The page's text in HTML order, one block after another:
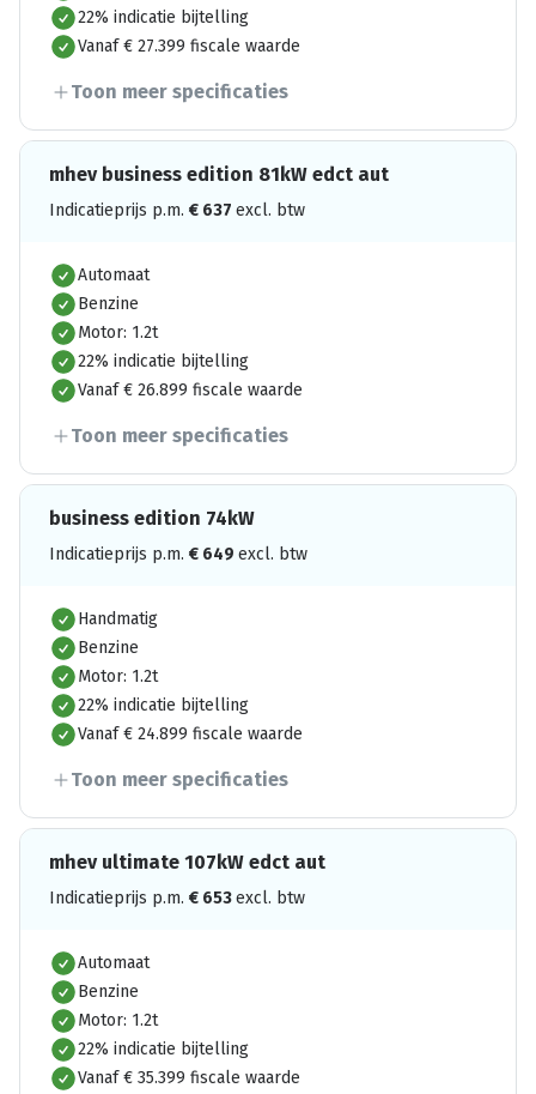
22% indicatie bijtelling
Vanaf € 27.399 fiscale waarde
Toon meer specificaties
mhev business edition 81kW edct aut
Indicatieprijs p.m. € 637 excl. btw
Automaat
Benzine
Motor: 1.2t
22% indicatie bijtelling
Vanaf € 26.899 fiscale waarde
Toon meer specificaties
business edition 74kW
Indicatieprijs p.m. € 649 excl. btw
Handmatig
Benzine
Motor: 1.2t
22% indicatie bijtelling
Vanaf € 24.899 fiscale waarde
Toon meer specificaties
mhev ultimate 107kW edct aut
Indicatieprijs p.m. € 653excl. btw
Automaat
Benzine
Motor: 1.2t
22% indicatie bijtelling
Vanaf € 35.399 fiscale waarde